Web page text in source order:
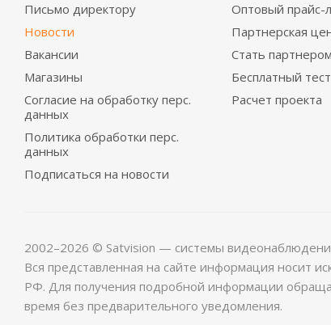
Письмо директору
Новости
Вакансии
Магазины
Согласие на обработку перс.
данных
Политика обработки перс.
данных
Подписаться на новости
Оптовый прайс-
Партнерская
Стать партнером
Бесплатный тест
Расчет проекта
2002–2026 © Satvision — системы
Вся представленная на сайте информация носит
РФ. Для получения подробной информации
время без предварительного уведомления.